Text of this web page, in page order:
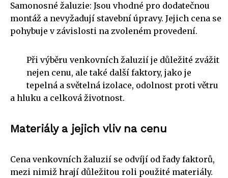
Samonosné žaluzie: Jsou vhodné pro dodatečnou
montáž a nevyžadují stavební úpravy. Jejich cena se
pohybuje v závislosti na zvoleném provedení.
Při výběru venkovních žaluzií je důležité zvážit
nejen cenu, ale také další faktory, jako je
tepelná a světelná izolace, odolnost proti větru
a hluku a celková životnost.
Materiály a jejich vliv na cenu
Cena venkovních žaluzií se odvíjí od řady faktorů,
mezi nimiž hrají důležitou roli použité materiály.